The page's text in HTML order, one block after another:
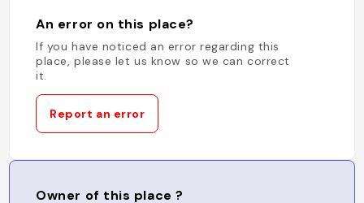
An error on this place?
If you have noticed an error regarding this
place, please let us know so we can correct
it.
Report an error
Owner of this place ?